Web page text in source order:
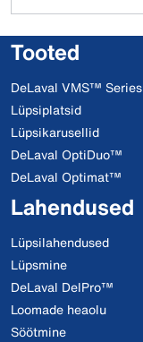
Tooted
DeLaval VMS™ Series
Lüpsiplatsid
Lüpsikarusellid
DeLaval OptiDuo™
DeLaval Optimat™
Lahendused
Lüpsilahendused
Lüpsmine
DeLaval DelPro™
Loomade heaolu
Söötmine